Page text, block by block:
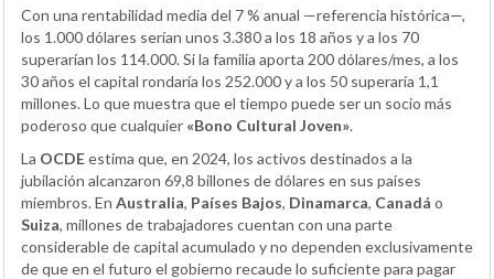
Con una rentabilidad media del 7 % anual —referencia histórica—,
los 1.000 dólares serían unos 3.380 a los 18 años y a los 70
superarían los 114.000. Si la familia aporta 200 dólares/mes, a los
30 años el capital rondaría los 252.000 y a los 50 superaría 1,1
millones. Lo que muestra que el tiempo puede ser un socio más
poderoso que cualquier «Bono Cultural Joven».
La OCDEestima que, en 2024, los activos destinados a la
jubilación alcanzaron 69,8 billones de dólares en sus países
miembros. En Australia, Países Bajos, Dinamarca, Canadá o
Suiza, millones de trabajadores cuentan con una parte
considerable de capital acumulado y no dependen exclusivamente
de que en el futuro el gobierno recaude lo suficiente para pagar